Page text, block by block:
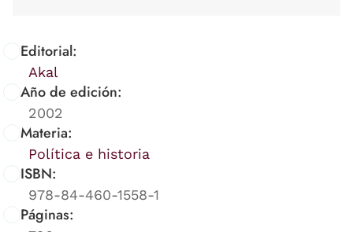
Editorial:
Akal
Año de edición:
2002
Materia:
Política e historia
ISBN:
978-84-460-1558-1
Páginas: